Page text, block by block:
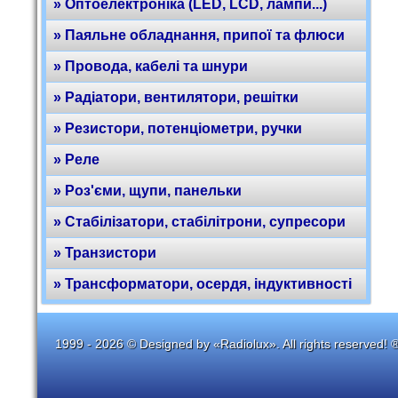
» Оптоелектроніка (LED, LCD, лампи...)
» Паяльне обладнання, припої та флюси
» Провода, кабелі та шнури
» Радіатори, вентилятори, решітки
» Резистори, потенціометри, ручки
» Реле
» Роз'єми, щупи, панельки
» Стабілізатори, стабілітрони, супресори
» Транзистори
» Трансформатори, осердя, індуктивності
1999 - 2026 © Designed by «Radiolux». All rights reserved!